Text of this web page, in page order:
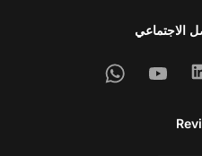
الاجتماعي
Linkedin
Youtube
Whatsapp